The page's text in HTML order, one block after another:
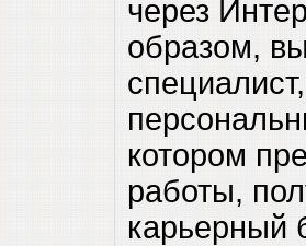
через
образом,
котором
работы,
карьерный